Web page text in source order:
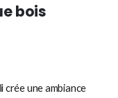
bois
crée une ambiance